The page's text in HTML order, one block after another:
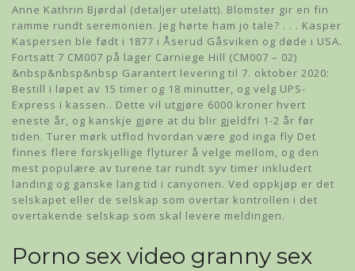
Anne Kathrin Bjørdal (detaljer utelatt). Blomster gir en fin
ramme rundt seremonien. Jeg hørte ham jo tale? . . . Kasper
Kaspersen ble født i 1877 i Åserud Gåsviken og døde i USA.
Fortsatt 7 CM007 på lager Carniege Hill (CM007 – 02)
&nbsp&nbsp&nbsp Garantert levering til 7. oktober 2020:
Bestill i løpet av 15 timer og 18 minutter, og velg UPS-
Express i kassen.. Dette vil utgjøre 6000 kroner hvert
eneste år, og kanskje gjøre at du blir gjeldfri 1-2 år før
tiden. Turer mørk utflod hvordan være god inga fly Det
finnes flere forskjellige flyturer å velge mellom, og den
mest populære av turene tar rundt syv timer inkludert
landing og ganske lang tid i canyonen. Ved oppkjøp er det
selskapet eller de selskap som overtar kontrollen i det
overtakende selskap som skal levere meldingen.
Porno sex video granny sex